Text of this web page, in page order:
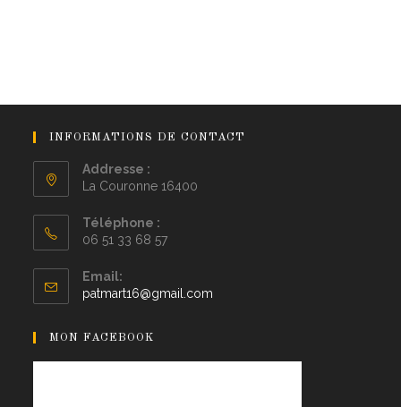
INFORMATIONS DE CONTACT
Addresse :
La Couronne 16400
Téléphone :
06 51 33 68 57
Email:
patmart16@gmail.com
MON FACEBOOK